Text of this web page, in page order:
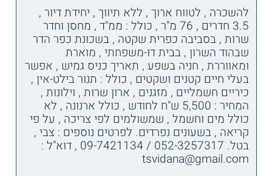
להשכרה , לטווח ארוך , ללא תיווך , יחידת דיור ,
3.5 חדרים , 76 מ"ר , כולל : ממ"ד , מחסן וחדר
שרות , בסביבה כפרית שקטה , בשכונת כפר הדר
שבהוד השרון , בבית דו-משפחתי , מוארת
ומאווררת , חניה בשפע , תאריך כניס גמיש , אפשר
בעלי חיים קטנים ושקטים , כולל : תנור בילט-אין ,
כיריים חשמליים , מזגנים , ארון שרות , וילונות ,
המחיר : 5,500 ש"ח לחודש , כולל ארנונה , לא
כולל מים וחשמל , שמשולמים לפי צריכה , על פי
קריאה , בשעונים נפרדים. לפרטים נוספים : צבי ,
בטל. 052-3257317 / 09-7421134 , דוא"ל :
tsvidana@gmail.com